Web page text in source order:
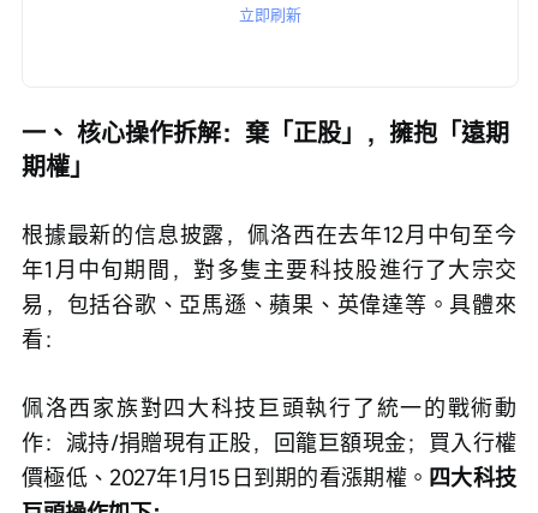
立即刷新
一、 核心操作拆解：棄「正股」，擁抱「遠期
期權」
根據最新的信息披露，佩洛西在去年12月中旬至今
年1月中旬期間，對多隻主要科技股進行了大宗交
易，包括谷歌、亞馬遜、蘋果、英偉達等。具體來
看：
佩洛西家族對四大科技巨頭執行了統一的戰術動
作：減持/捐贈現有正股，回籠巨額現金；買入行權
價極低、2027年1月15日到期的看漲期權。 四大科技